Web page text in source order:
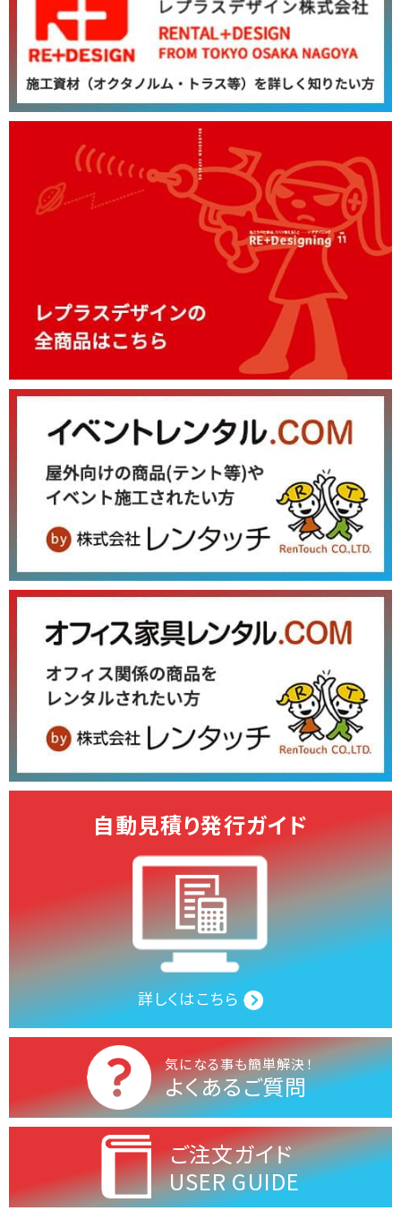
自動見積り発行ガイド
詳しくはこちら
気になる事も簡単解決！
よくあるご質問
ご注文ガイド
USER GUIDE